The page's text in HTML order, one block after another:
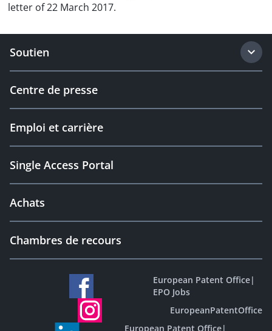
letter of 22 March 2017.
Soutien
Centre de presse
Emploi et carrière
Single Access Portal
Achats
Chambres de recours
European Patent Office|
EPO Jobs
EuropeanPatentOffice
European Patent Office|